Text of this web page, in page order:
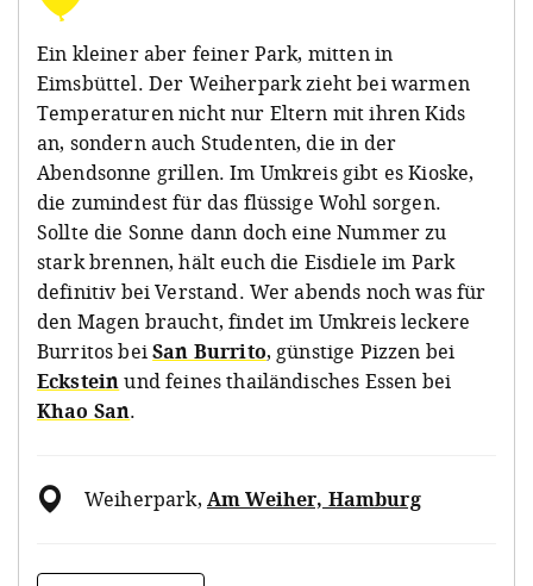
Ein kleiner aber feiner Park, mitten in
Eimsbüttel. Der Weiherpark zieht bei warmen
Temperaturen nicht nur Eltern mit ihren Kids
an, sondern auch Studenten, die in der
Abendsonne grillen. Im Umkreis gibt es Kioske,
die zumindest für das flüssige Wohl sorgen.
Sollte die Sonne dann doch eine Nummer zu
stark brennen, hält euch die Eisdiele im Park
definitiv bei Verstand. Wer abends noch was für
den Magen braucht, findet im Umkreis leckere
Burritos beiSan Burrito, günstige Pizzen bei
Ecksteinund feines thailändisches Essen bei
Khao San.
Weiherpark, Am Weiher, Hamburg